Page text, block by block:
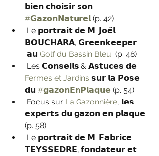
𝗯𝗶𝗲𝗻 𝗰𝗵𝗼𝗶𝘀𝗶𝗿 𝘀𝗼𝗻
#𝗚𝗮𝘇𝗼𝗻𝗡𝗮𝘁𝘂𝗿𝗲𝗹 (p. 42)
Le 𝗽𝗼𝗿𝘁𝗿𝗮𝗶𝘁 𝗱𝗲 𝗠. 𝗝𝗼𝗲̈𝗹
𝗕𝗢𝗨𝗖𝗛𝗔𝗥𝗔, 𝗚𝗿𝗲𝗲𝗻𝗸𝗲𝗲𝗽𝗲𝗿
𝗮𝘂 Golf du Bassin Bleu (p. 48)
Les 𝗖𝗼𝗻𝘀𝗲𝗶𝗹𝘀 & 𝗔𝘀𝘁𝘂𝗰𝗲𝘀 𝗱𝗲
Fermes et Jardins 𝘀𝘂𝗿 𝗹𝗮 𝗣𝗼𝘀𝗲
𝗱𝘂 #𝗴𝗮𝘇𝗼𝗻𝗘𝗻𝗣𝗹𝗮𝗾𝘂𝗲 (p. 54)
Focus sur La Gazonnière, 𝗹𝗲𝘀
𝗲𝘅𝗽𝗲𝗿𝘁𝘀 𝗱𝘂 𝗴𝗮𝘇𝗼𝗻 𝗲𝗻 𝗽𝗹𝗮𝗾𝘂𝗲
(p. 58)
Le 𝗽𝗼𝗿𝘁𝗿𝗮𝗶𝘁 𝗱𝗲 𝗠. 𝗙𝗮𝗯𝗿𝗶𝗰𝗲
𝗧𝗘𝗬𝗦𝗦𝗘𝗗𝗥𝗘, 𝗳𝗼𝗻𝗱𝗮𝘁𝗲𝘂𝗿 𝗲𝘁